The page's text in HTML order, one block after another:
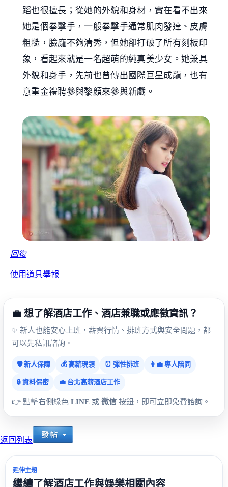
蹈也很擅長；從她的外貌和身材，實在看不出來
她是個拳擊手，一般拳擊手通常肌肉發達、皮膚
粗糙，臉龐不夠清秀，但她卻打破了所有刻板印
象，看起來就是一名超萌的純真美少女。她兼具
外貌和身手，先前也曾傳出國際巨星成龍，也有
意重金禮聘參與黎顏來參與新戲。
回復
使用道具舉報
💼 想了解酒店工作、酒店兼職或應徵資訊？
✨ 新人也能安心上班，薪資行情、排班方式與安全問題，都
可以先私訊諮詢。
🛡️ 新人保障 💰 高薪現領 ⏰ 彈性排班 👩‍💼 專人陪同
🔒 資料保密 💼 台北高薪酒店工作
👉 點擊右側綠色 LINE 或 微信 按鈕，即可立即免費諮詢。
返回列表
延伸主題
繼續了解酒店工作與娛樂相關內容